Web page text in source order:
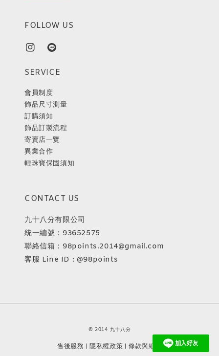
FOLLOW US
SERVICE
會員制度
飾品尺寸測量
訂購須知
飾品訂製流程
寄賣店一覽
異業合作
輕珠寶保固須知
CONTACT US
九十八分有限公司
統一編號：93652575
聯絡信箱：98points.2014@gmail.com
客服 Line ID : @98points
© 2014 九十八分
售後服務 隱私權政策 條款與細則